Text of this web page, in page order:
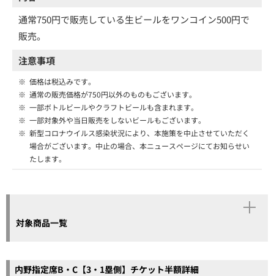
通常750円で販売している生ビールをワンコイン500円で
販売。
注意事項
※ 価格は税込みです。
※ 通常の販売価格が750円以外のものもございます。
※ 一部ボトルビールやクラフトビールも含まれます。
※ 一部対象外や当日販売をしないビールもございます。
※ 新型コロナウイルス感染状況により、本施策を中止させていただく
場合がございます。中止の場合、本ニュースページにてお知らせい
たします。
対象商品一覧
内野指定席B・C【3・1塁側】チケット半額詳細